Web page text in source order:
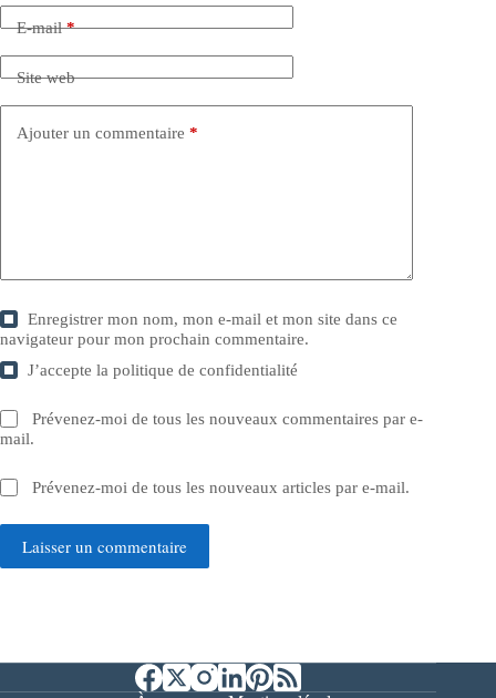
E-mail*
Site web
Ajouter un commentaire *
Enregistrer mon nom, mon e-mail et mon site dans ce
navigateur pour mon prochain commentaire.
J’accepte lapolitique de confidentialité
Prévenez-moi de tous les nouveaux commentaires par e-
mail.
Prévenez-moi de tous les nouveaux articles par e-mail.
Laisser un commentaire